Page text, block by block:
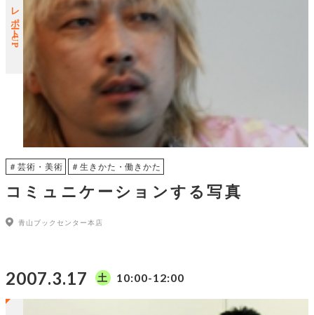
レポートUP
＃芸術・美術 ＃生きかた・働きかた
コミュニケーションする写真
青山ブックセンター本店
2007.3.17 土 10:00-12:00